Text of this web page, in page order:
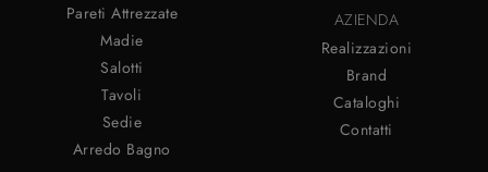
Pareti Attrezzate
Madie
Salotti
Tavoli
Sedie
Arredo Bagno
AZIENDA
Realizzazioni
Brand
Cataloghi
Contatti